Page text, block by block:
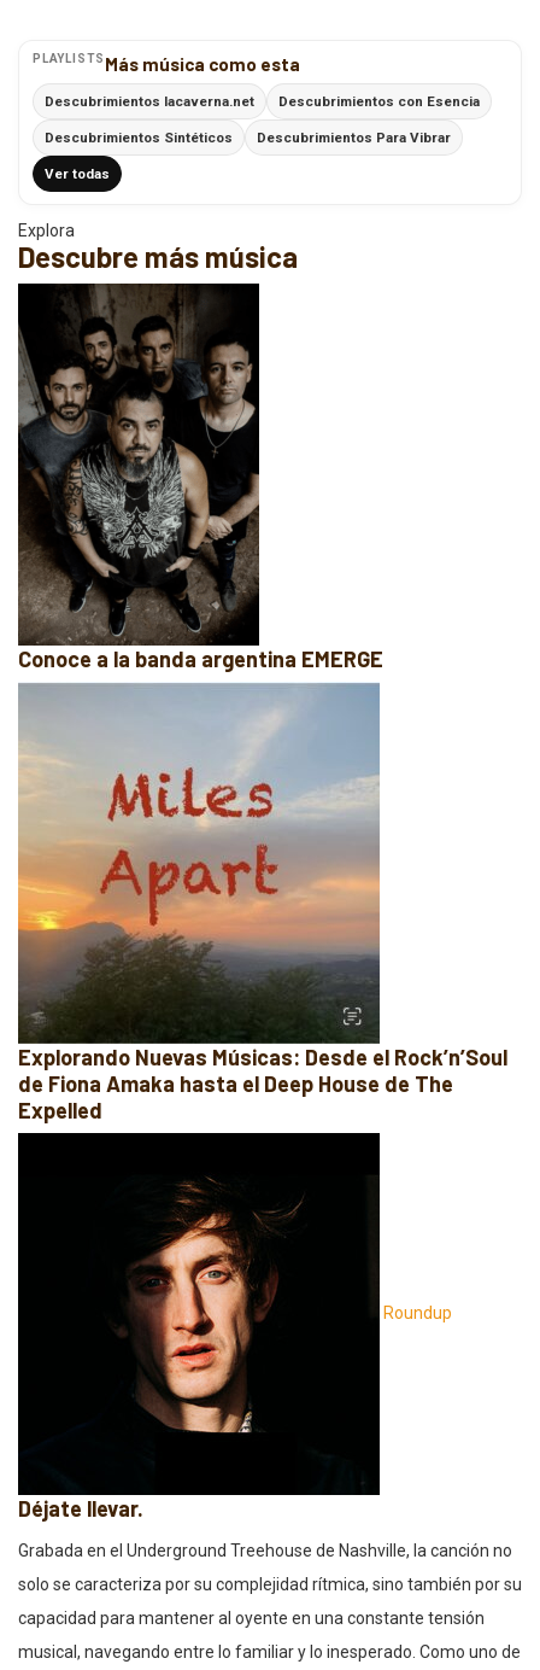
PLAYLISTS Más música como esta
Descubrimientos lacaverna.net Descubrimientos con Esencia
Descubrimientos Sintéticos Descubrimientos Para Vibrar
Ver todas
Explora
Descubre más música
Conoce a la banda argentina EMERGE
Explorando Nuevas Músicas: Desde el Rock’n’Soul
de Fiona Amaka hasta el Deep House de The
Expelled
Roundup
Déjate llevar.
Grabada en el Underground Treehouse de Nashville, la canción no
solo se caracteriza por su complejidad rítmica, sino también por su
capacidad para mantener al oyente en una constante tensión
musical, navegando entre lo familiar y lo inesperado. Como uno de